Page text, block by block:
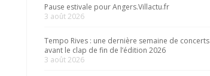
Pause estivale pour Angers.Villactu.fr
3 août 2026
Tempo Rives : une dernière semaine de concerts
avant le clap de fin de l’édition 2026
3 août 2026